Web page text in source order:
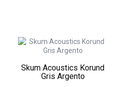
Skum Acoustics Korund
Gris Argento